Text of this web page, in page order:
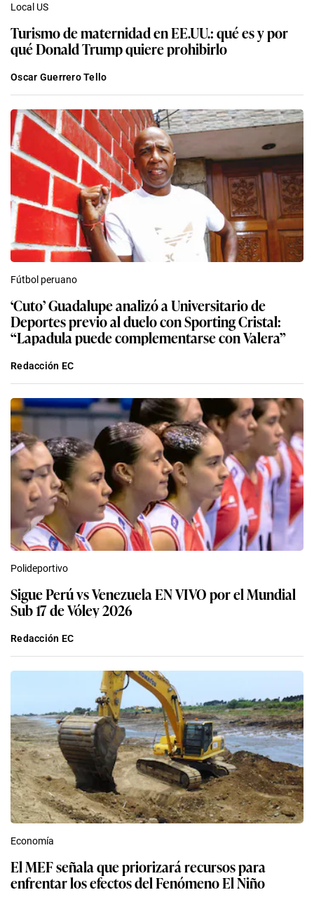
Local US
Turismo de maternidad en EE.UU.: qué es y por
qué Donald Trump quiere prohibirlo
Oscar Guerrero Tello
Fútbol peruano
‘Cuto’ Guadalupe analizó a Universitario de
Deportes previo al duelo con Sporting Cristal:
“Lapadula puede complementarse con Valera”
Redacción EC
Polideportivo
Sigue Perú vs Venezuela EN VIVO por el Mundial
Sub 17 de Vóley 2026
Redacción EC
Economía
El MEF señala que priorizará recursos para
enfrentar los efectos del Fenómeno El Niño